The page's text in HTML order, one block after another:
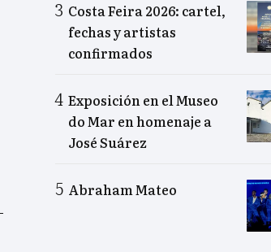
Costa Feira 2026: cartel,
fechas y artistas
confirmados
Exposición en el Museo
do Mar en homenaje a
José Suárez
Abraham Mateo